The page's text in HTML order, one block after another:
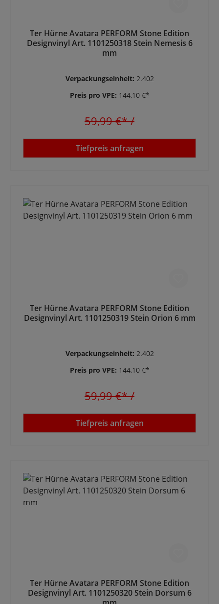
Ter Hürne Avatara PERFORM Stone Edition
Designvinyl Art. 1101250318 Stein Nemesis 6
mm
Verpackungseinheit: 2.402
Preis pro VPE: 144,10 €*
59,99 €*/
Tiefpreis anfragen
Ter Hürne Avatara PERFORM Stone Edition
Designvinyl Art. 1101250319 Stein Orion 6 mm
Verpackungseinheit: 2.402
Preis pro VPE: 144,10 €*
59,99 €*/
Tiefpreis anfragen
Ter Hürne Avatara PERFORM Stone Edition
Designvinyl Art. 1101250320 Stein Dorsum 6